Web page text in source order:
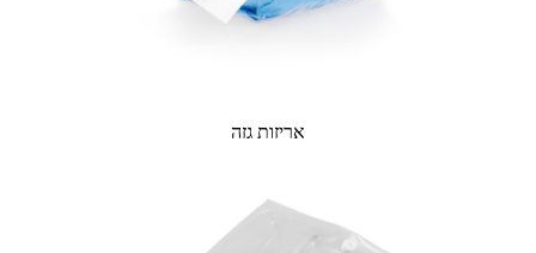
אריזות גזה